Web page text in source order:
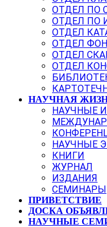
ОТДЕЛ ПО
ОТДЕЛ ПО
ОТДЕЛ
ОТДЕЛ
ОТДЕЛ
ОТДЕЛ
НАУЧНАЯ
НАУЧНЫЕ
НАУЧНЫЕ
КНИГИ
ЖУРНАЛ
ИЗДАНИЯ
СЕМИНАРЫ
ПРИВЕТСТВИЕ
ДОСКА
НАУЧНЫЕ